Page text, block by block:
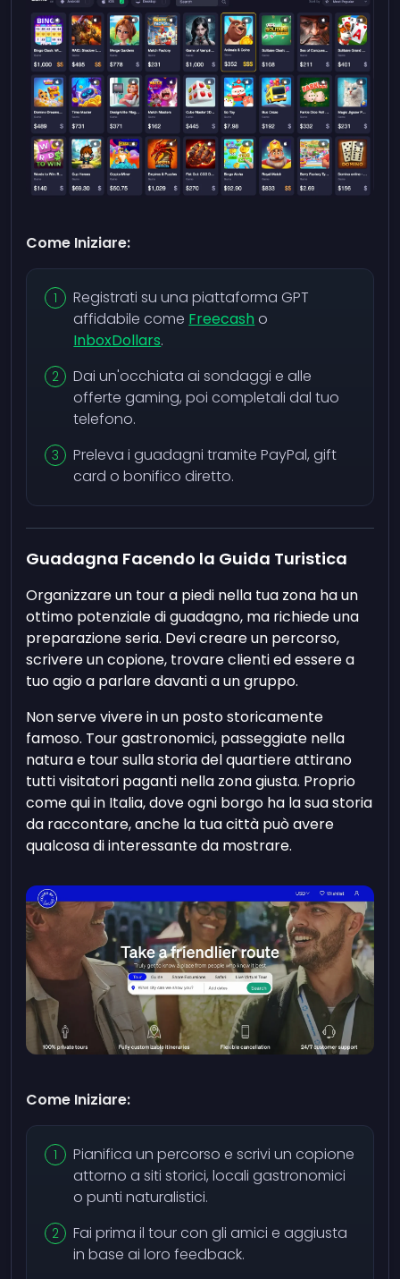
Come Iniziare:
Registrati su una piattaforma GPT
affidabile come Freecash o
InboxDollars.
Dai un'occhiata ai sondaggi e alle
offerte gaming, poi completali dal tuo
telefono.
Preleva i guadagni tramite PayPal, gift
card o bonifico diretto.
Guadagna Facendo la Guida Turistica
Organizzare un tour a piedi nella tua zona ha un
ottimo potenziale di guadagno, ma richiede una
preparazione seria. Devi creare un percorso,
scrivere un copione, trovare clienti ed essere a
tuo agio a parlare davanti a un gruppo.
Non serve vivere in un posto storicamente
famoso. Tour gastronomici, passeggiate nella
natura e tour sulla storia del quartiere attirano
tutti visitatori paganti nella zona giusta. Proprio
come qui in Italia, dove ogni borgo ha la sua storia
da raccontare, anche la tua città può avere
qualcosa di interessante da mostrare.
Come Iniziare:
Pianifica un percorso e scrivi un copione
attorno a siti storici, locali gastronomici
o punti naturalistici.
Fai prima il tour con gli amici e aggiusta
in base ai loro feedback.